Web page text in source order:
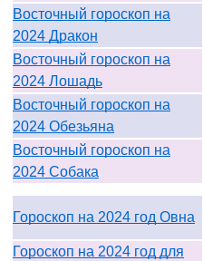
Восточный гороскоп на
2024 Дракон
Восточный гороскоп на
2024 Лошадь
Восточный гороскоп на
2024 Обезьяна
Восточный гороскоп на
2024 Собака
Гороскоп на 2024 год Овна
Гороскоп на 2024 год для